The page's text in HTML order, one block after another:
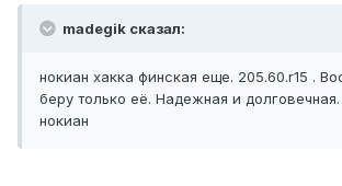
madegik сказал:
нокиан хакка финская еще. 205.60.r15 .
беру только её. Надежная и
нокиан